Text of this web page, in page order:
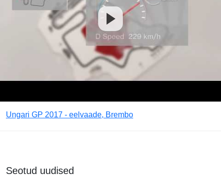
Ungari GP 2017 - eelvaade, Brembo
Seotud uudised